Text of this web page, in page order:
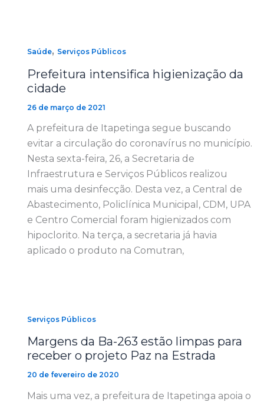
Saúde, Serviços Públicos
Prefeitura intensifica higienização da
cidade
26 de março de 2021
A prefeitura de Itapetinga segue buscando
evitar a circulação do coronavírus no município.
Nesta sexta-feira, 26, a Secretaria de
Infraestrutura e Serviços Públicos realizou
mais uma desinfecção. Desta vez, a Central de
Abastecimento, Policlínica Municipal, CDM, UPA
e Centro Comercial foram higienizados com
hipoclorito. Na terça, a secretaria já havia
aplicado o produto na Comutran,
Serviços Públicos
Margens da Ba-263 estão limpas para
receber o projeto Paz na Estrada
20 de fevereiro de 2020
Mais uma vez, a prefeitura de Itapetinga apoia o